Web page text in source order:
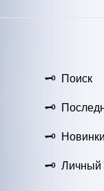
Поиск
Новинки
Личный